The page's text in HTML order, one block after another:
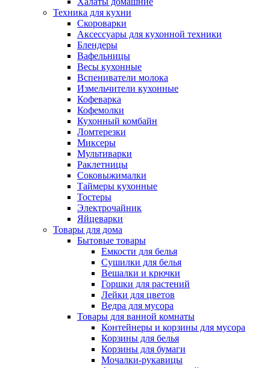
Техника для кухни
Скороварки
Аксессуары для кухонной техники
Блендеры
Вафельницы
Весы кухонные
Вспениватели молока
Измельчители кухонные
Кофеварка
Кофемолки
Кухонный комбайн
Ломтерезки
Миксеры
Мультиварки
Раклетницы
Соковыжималки
Таймеры кухонные
Тостеры
Электрочайник
Яйцеварки
Товары для дома
Бытовые товары
Емкости для белья
Сушилки для белья
Вешалки и крючки
Горшки для растений
Лейки для цветов
Ведра для мусора
Товары для ванной комнаты
Контейнеры и корзины для мусора
Корзины для белья
Корзины для бумаги
Мочалки-рукавицы